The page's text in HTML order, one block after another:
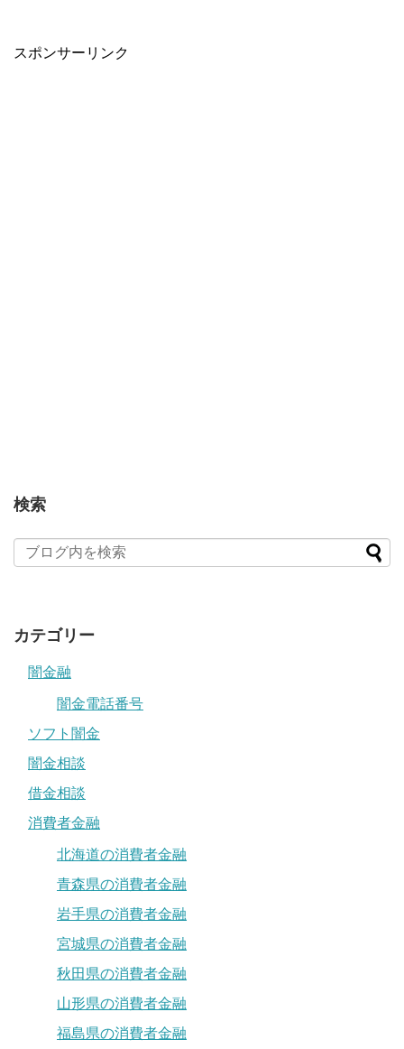
スポンサーリンク
検索
カテゴリー
闇金融
闇金電話番号
ソフト闇金
闇金相談
借金相談
消費者金融
北海道の消費者金融
青森県の消費者金融
岩手県の消費者金融
宮城県の消費者金融
秋田県の消費者金融
山形県の消費者金融
福島県の消費者金融